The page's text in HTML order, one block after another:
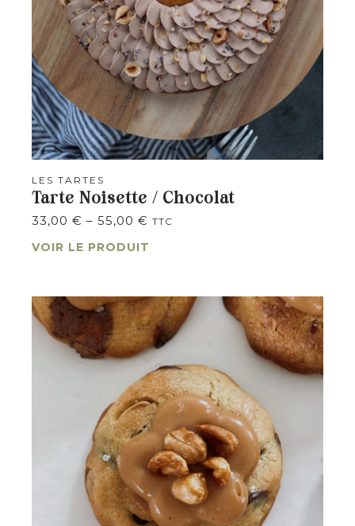
LES TARTES
Tarte Noisette / Chocolat
33,00 € – 55,00 € TTC
VOIR LE PRODUIT